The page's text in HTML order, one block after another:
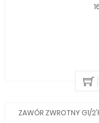
ZAWÓR ZWROTNY G1/